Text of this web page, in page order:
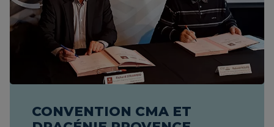
CONVENTION CMA ET